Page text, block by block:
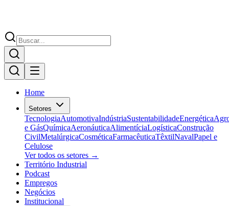
Home
Setores
TecnologiaAutomotivaIndústriaSustentabilidadeEnergética
e GásQuímicaAeronáuticaAlimentíciaLogísticaConstrução
CivilMetalúrgicaCosméticaFarmacêuticaTêxtilNavalPapel e
Celulose
Ver todos os setores →
Território Industrial
Podcast
Empregos
Negócios
Institucional